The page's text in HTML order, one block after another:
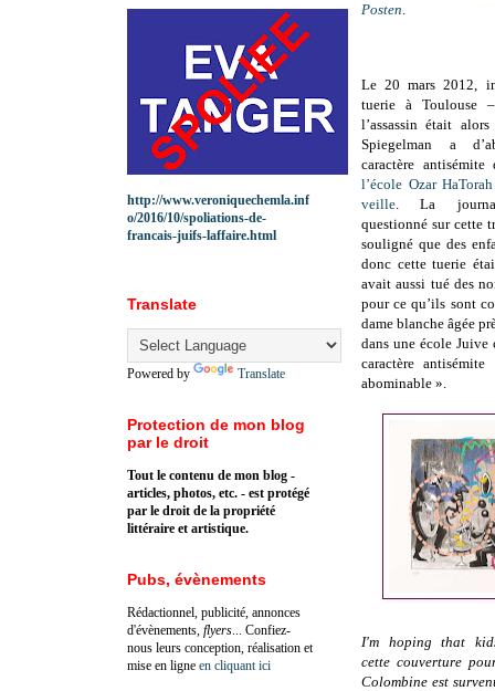
Posten.
Le 20 mars 2012,
tuerie à Toulouse
l’assassin était
Spiegelman a
caractère
l’école Ozar
veille . La
questionné sur cette
souligné que des
donc cette tuerie
avait aussi tué des
pour ce qu’ils sont
dame blanche âgée
dans une école
caractère
abominable ».
I'm hoping that
cette couverture
Colombine est
http://www.veroniquechemla.inf
o/2016/10/spoliations-de-
francais-juifs-laffaire.html
Translate
Powered by Translate
Protection de mon blog
par le droit
Tout le contenu de mon blog -
articles, photos, etc. - est protégé
par le droit de la propriété
littéraire et artistique.
Pubs, évènements
Rédactionnel, publicité, annonces
d'évènements, flyers ... Confiez-
nous leurs conception, réalisation et
mise en ligne en cliquant ici